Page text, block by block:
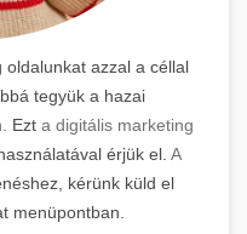
azzal a céllal
tegyük a hazai
Ezt a digitális marketing
érjük el. A
kérünk küld el
menüpontban.